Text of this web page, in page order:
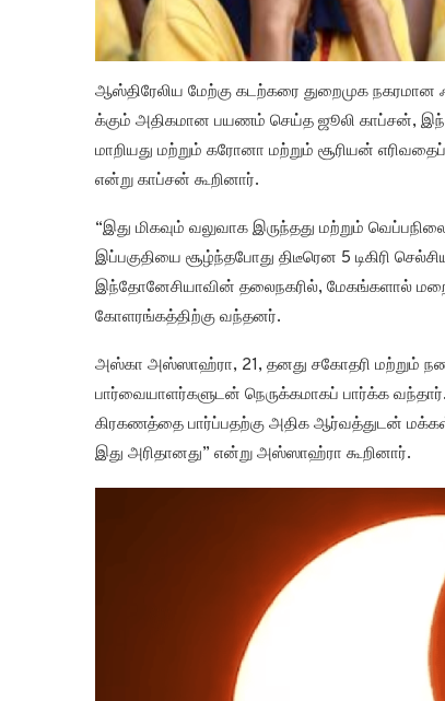
ஆஸ்திரேலிய மேற்கு கடற்கரை துறைமுக
க்கும் அதிகமான பயணம் செய்த ஜூலி காப்சன், இந்த
மாறியது மற்றும் கரோனா மற்றும் சூரியன்
என்று காப்சன் கூறினார்.
“இது மிகவும் வலுவாக இருந்தது மற்றும்
இப்பகுதியை சூழ்ந்தபோது திடீரென 5 டிகிரி
இந்தோனேசியாவின் தலைநகரில், மேகங்களால்
கோளரங்கத்திற்கு வந்தனர்.
அஸ்கா அஸ்ஸாஹ்ரா, 21, தனது சகோதரி மற்றும்
பார்வையாளர்களுடன் நெருக்கமாகப் பார்க்க
கிரகணத்தை பார்ப்பதற்கு அதிக ஆர்வத்துடன்
இது அரிதானது” என்று அஸ்ஸாஹ்ரா கூறினார்.